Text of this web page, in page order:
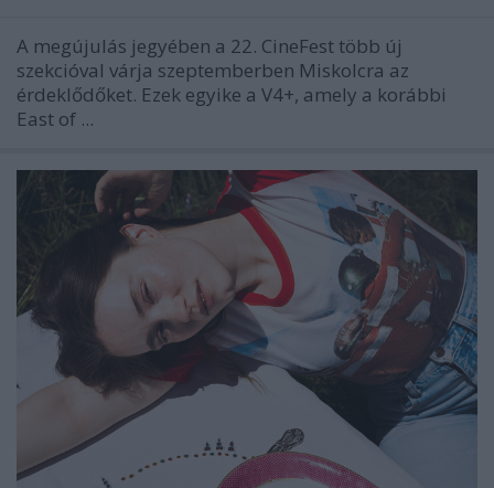
A megújulás jegyében a 22. CineFest több új
szekcióval várja szeptemberben Miskolcra az
érdeklődőket. Ezek egyike a V4+, amely a korábbi
East of ...